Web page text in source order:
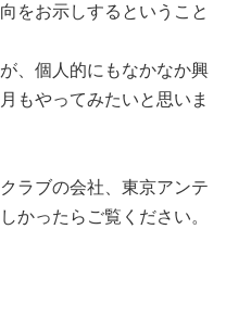
をお示しするということ
、個人的にもなかなか興
もやってみたいと思いま
ラブの会社、東京アンテ
かったらご覧ください。